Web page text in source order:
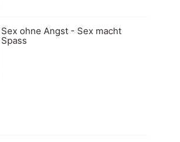
Sex ohne Angst - Sex macht
Spass